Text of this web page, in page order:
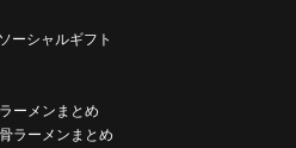
ソーシャルギフト
ーメンまとめ
ラーメンまとめ